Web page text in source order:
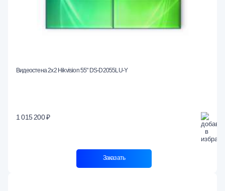
Видеостена 2x2 Hikvision 55" DS-D2055LU-Y
1 015 200 ₽
Заказать